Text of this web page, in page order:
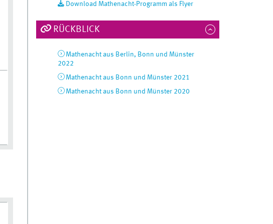
Download Mathenacht-Programm als Flyer
RÜCKBLICK
Mathenacht aus Berlin, Bonn und Münster
2022
Mathenacht aus Bonn und Münster 2021
Mathenacht aus Bonn und Münster 2020